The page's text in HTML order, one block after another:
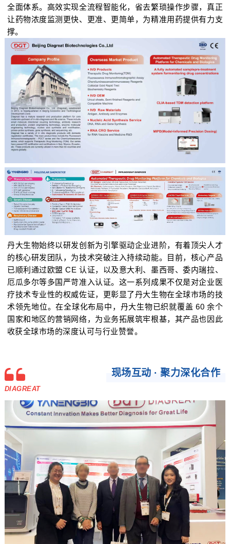
全面体系。高效实现全流程智能化，省去繁琐操作步骤，真正
让药物浓度监测更快、更准、更简单，为精准用药提供有力支
撑。
丹大生物始终以研发创新为引擎驱动企业进阶，有着顶尖人才
的核心研发团队，为技术突破注入持续动能。目前，核心产品
已顺利通过欧盟 CE 认证，以及意大利、墨西哥、委内瑞拉、
厄瓜多尔等多国严苛准入认证。这一系列成果不仅是对企业医
疗技术专业性的权威佐证，更彰显了丹大生物在全球市场的技
术领先地位。在全球化布局中，丹大生物已织就覆盖 60 余个
国家和地区的营销网络，为业务拓展筑牢根基，其产品也因此
收获全球市场的深度认可与行业赞誉。
现场互动 · 聚力深化合作
DIAGREAT